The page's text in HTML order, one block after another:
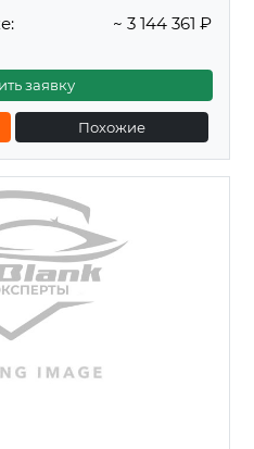
~ 3 144 361 ₽
заявку
Похожие